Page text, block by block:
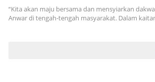
Perkuat Sinergi Dakwah dan
“Kita akan maju bersama dan mensyiarkan
Anwar di tengah-tengah masyarakat. Dalam